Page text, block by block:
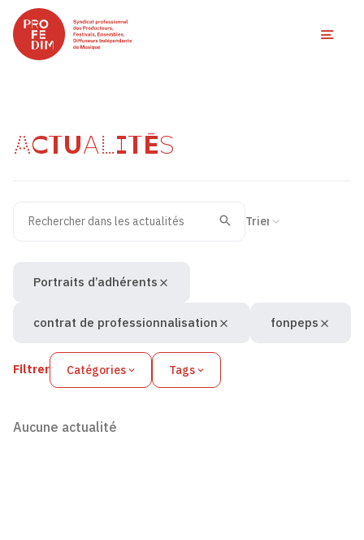
ACTUALITÉS
Recherche
Valider
Filtrer Catégories Tags
Portraits d’adhérents
contrat de professionnalisation fonpeps
Aucune actualité